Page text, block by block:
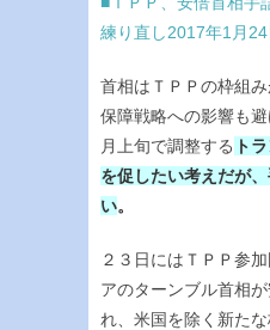
練り直し2017年1月24
首相はＴＰＰの枠組
保障戦略への影響も
月上旬で調整する ト
を促したい考えだが
い。
２３日にはＴＰＰ参
アのターンブル首相
れ、米国を除く新た